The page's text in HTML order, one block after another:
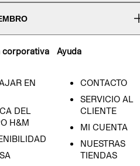
corporativa
EN
DEL
H&M
Ayuda
CONTACTO
SERVICIO AL
CLIENTE
MI CUENTA
NUESTRAS
TIENDAS